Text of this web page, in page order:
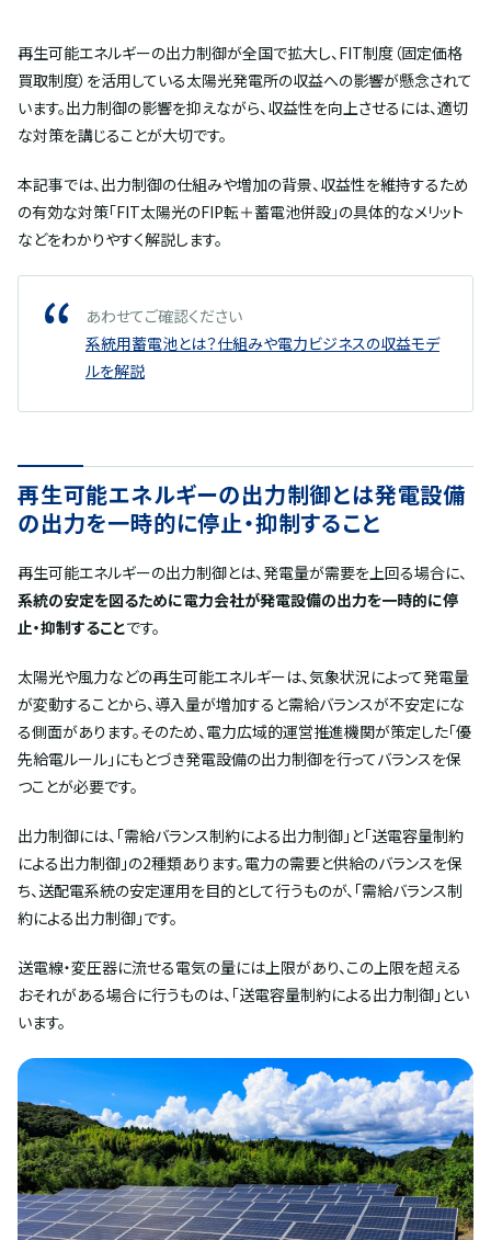
再生可能エネルギーの出力制御が全国で拡大し、FIT制度（固定価格
買取制度）を活用している太陽光発電所の収益への影響が懸念されて
います。出力制御の影響を抑えながら、収益性を向上させるには、適切
な対策を講じることが大切です。
本記事では、出力制御の仕組みや増加の背景、収益性を維持するため
の有効な対策「FIT太陽光のFIP転＋蓄電池併設」の具体的なメリット
などをわかりやすく解説します。
あわせてご確認ください
系統用蓄電池とは？仕組みや電力ビジネスの収益モデ
ルを解説
再生可能エネルギーの出力制御とは発電設備
の出力を一時的に停止・抑制すること
再生可能エネルギーの出力制御とは、発電量が需要を上回る場合に、
系統の安定を図るために電力会社が発電設備の出力を一時的に停
止・抑制することです。
太陽光や風力などの再生可能エネルギーは、気象状況によって発電量
が変動することから、導入量が増加すると需給バランスが不安定にな
る側面があります。そのため、電力広域的運営推進機関が策定した「優
先給電ルール」にもとづき発電設備の出力制御を行ってバランスを保
つことが必要です。
出力制御には、「需給バランス制約による出力制御」と「送電容量制約
による出力制御」の2種類あります。電力の需要と供給のバランスを保
ち、送配電系統の安定運用を目的として行うものが、「需給バランス制
約による出力制御」です。
送電線・変圧器に流せる電気の量には上限があり、この上限を超える
おそれがある場合に行うものは、「送電容量制約による出力制御」とい
います。